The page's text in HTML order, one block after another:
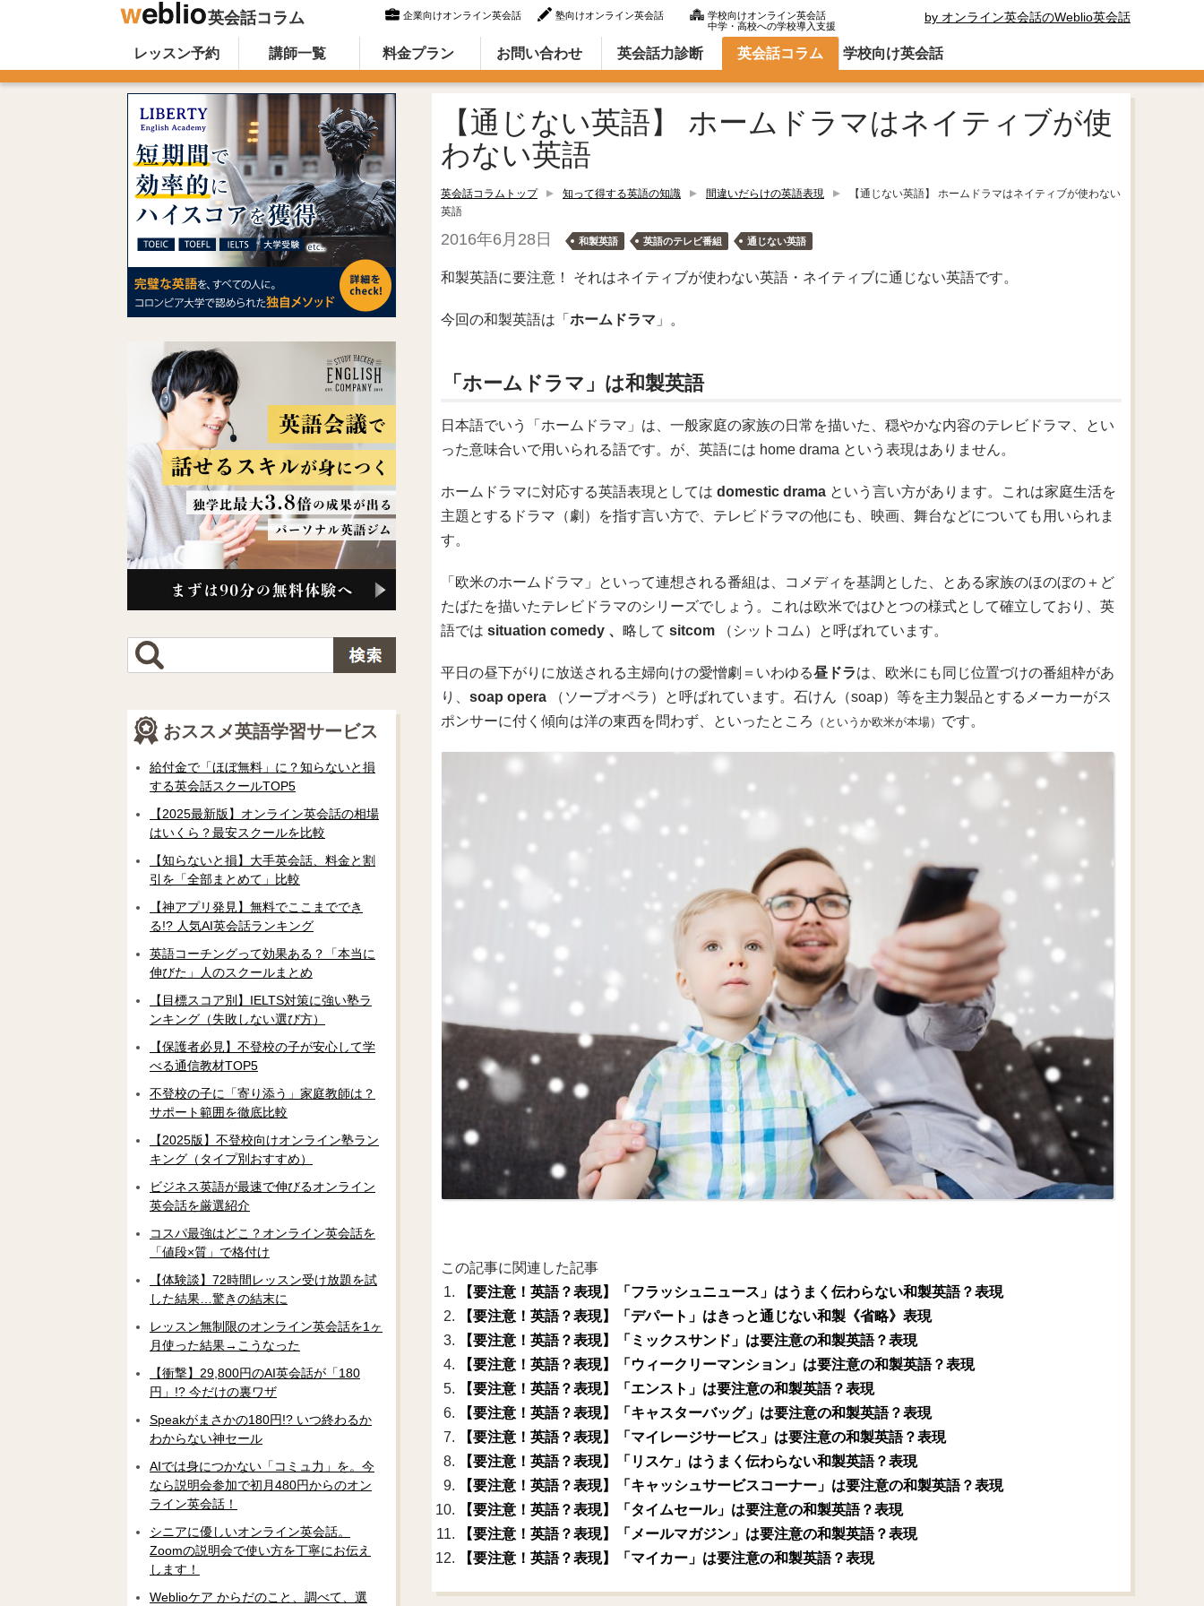
英会話コラム 企業向けオンライン英会話 塾向けオンライン英会話
学校向けオンライン英会話
中学・高校への学校導入支援
by オンライン英会話のWeblio英会話
オンライン英会話のWeblio英会話コラム（英語での言い方・英語表現）
Skip to content
レッスン予約 講師一覧 料金プラン お問い合わせ 英会話力診断 英会話コラム 学校向け英会話
【通じない英語】 ホームドラマはネイティブが使
わない英語
英会話コラムトップ 知って得する英語の知識 間違いだらけの英語表現
【通じない英語】 ホームドラマはネイティブが使わない
英語
2016年6月28日 和製英語 英語のテレビ番組 通じない英語
和製英語に要注意！ それはネイティブが使わない英語・ネイティブに通じない英語です。
今回の和製英語は「 ホームドラマ 」。
「ホームドラマ」は和製英語
日本語でいう「ホームドラマ」は、一般家庭の家族の日常を描いた、穏やかな内容のテレビドラマ、とい
った意味合いで用いられる語です。が、英語には home drama という表現はありません。
ホームドラマに対応する英語表現としては domestic drama という言い方があります。これは家庭生活を
主題とするドラマ（劇）を指す言い方で、テレビドラマの他にも、映画、舞台などについても用いられま
す。
「欧米のホームドラマ」といって連想される番組は、コメディを基調とした、とある家族のほのぼの＋ど
たばたを描いたテレビドラマのシリーズでしょう。これは欧米ではひとつの様式として確立しており、英
語では situation comedy 、 略して sitcom （シットコム）と呼ばれています。
平日の昼下がりに放送される主婦向けの愛憎劇＝いわゆる昼ドラは、欧米にも同じ位置づけの番組枠があ
り、 soap opera （ソープオペラ）と呼ばれています。石けん（soap）等を主力製品とするメーカーがス
ポンサーに付く傾向は洋の東西を問わず、といったところ
（というか欧米が本場） です。
この記事に関連した記事
【要注意！英語？表現】「フラッシュニュース」はうまく伝わらない和製英語？表現
【要注意！英語？表現】「デパート」はきっと通じない和製《省略》表現
【要注意！英語？表現】「ミックスサンド」は要注意の和製英語？表現
【要注意！英語？表現】「ウィークリーマンション」は要注意の和製英語？表現
【要注意！英語？表現】「エンスト」は要注意の和製英語？表現
【要注意！英語？表現】「キャスターバッグ」は要注意の和製英語？表現
【要注意！英語？表現】「マイレージサービス」は要注意の和製英語？表現
【要注意！英語？表現】「リスケ」はうまく伝わらない和製英語？表現
【要注意！英語？表現】「キャッシュサービスコーナー」は要注意の和製英語？表現
【要注意！英語？表現】「タイムセール」は要注意の和製英語？表現
【要注意！英語？表現】「メールマガジン」は要注意の和製英語？表現
【要注意！英語？表現】「マイカー」は要注意の和製英語？表現
おススメ英語学習サービス
給付金で「ほぼ無料」に？知らないと損
する英会話スクールTOP5
【2025最新版】オンライン英会話の相場
はいくら？最安スクールを比較
【知らないと損】大手英会話、料金と割
引を「全部まとめて」比較
【神アプリ発見】無料でここまででき
る!? 人気AI英会話ランキング
英語コーチングって効果ある？「本当に
伸びた」人のスクールまとめ
【目標スコア別】IELTS対策に強い塾ラ
ンキング（失敗しない選び方）
【保護者必見】不登校の子が安心して学
べる通信教材TOP5
不登校の子に「寄り添う」家庭教師は？
サポート範囲を徹底比較
【2025版】不登校向けオンライン塾ラン
キング（タイプ別おすすめ）
ビジネス英語が最速で伸びるオンライン
英会話を厳選紹介
コスパ最強はどこ？オンライン英会話を
「値段×質」で格付け
【体験談】72時間レッスン受け放題を試
した結果…驚きの結末に
レッスン無制限のオンライン英会話を1ヶ
月使った結果→こうなった
【衝撃】29,800円のAI英会話が「180
円」!? 今だけの裏ワザ
Speakがまさかの180円!? いつ終わるか
わからない神セール
AIでは身につかない「コミュ力」を。今
なら説明会参加で初月480円からのオン
ライン英会話！
シニアに優しいオンライン英会話。
Zoomの説明会で使い方を丁寧にお伝え
します！
Weblioケア からだのこと、調べて、選